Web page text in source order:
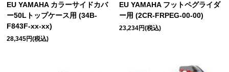
EU YAMAHA カラーサイドカバ
ー50Lトップケース用 (34B-
F843F-xx-xx)
28,345円(税込)
EU YAMAHA フットペグライダ
ー用 (2CR-FRPEG-00-00)
23,234円(税込)